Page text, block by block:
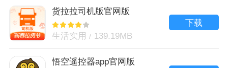
货拉拉司机版官网版
生活实用 139.19MB
下载
悟空遥控器app官网版